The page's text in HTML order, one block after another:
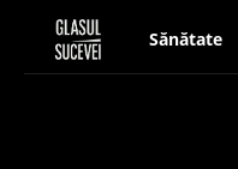
Sănătate